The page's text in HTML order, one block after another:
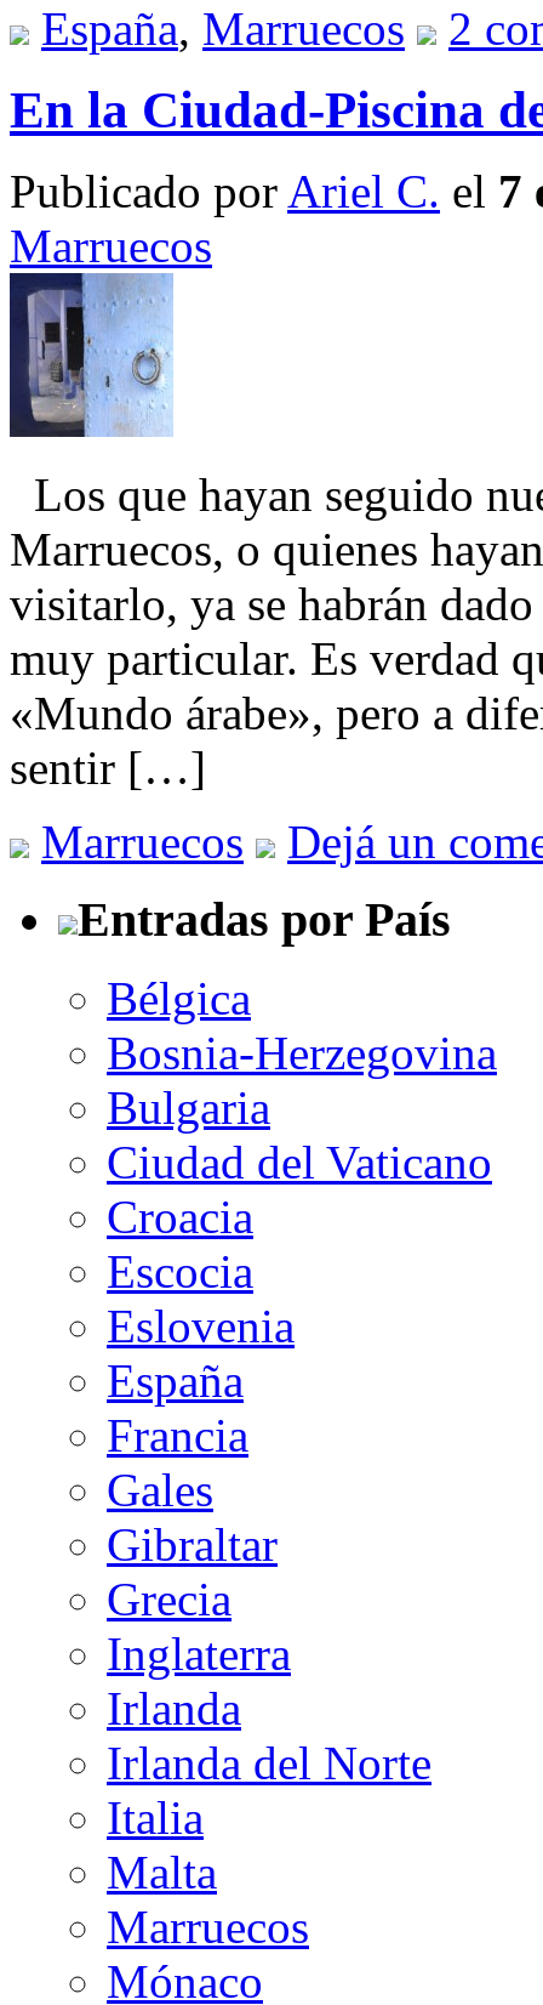
España, Marruecos 2
En la Ciudad-Piscina
Publicado por Ariel C. el 7
Marruecos
Los que hayan seguido
Marruecos, o quienes
visitarlo, ya se habrán
muy particular. Es verdad
«Mundo árabe», pero a
sentir […]
Marruecos
Dejá un
Entradas por País
Bélgica
Bosnia-Herzegovina
Bulgaria
Ciudad del Vaticano
Croacia
Escocia
Eslovenia
España
Francia
Gales
Gibraltar
Grecia
Inglaterra
Irlanda
Irlanda del Norte
Italia
Malta
Marruecos
Mónaco